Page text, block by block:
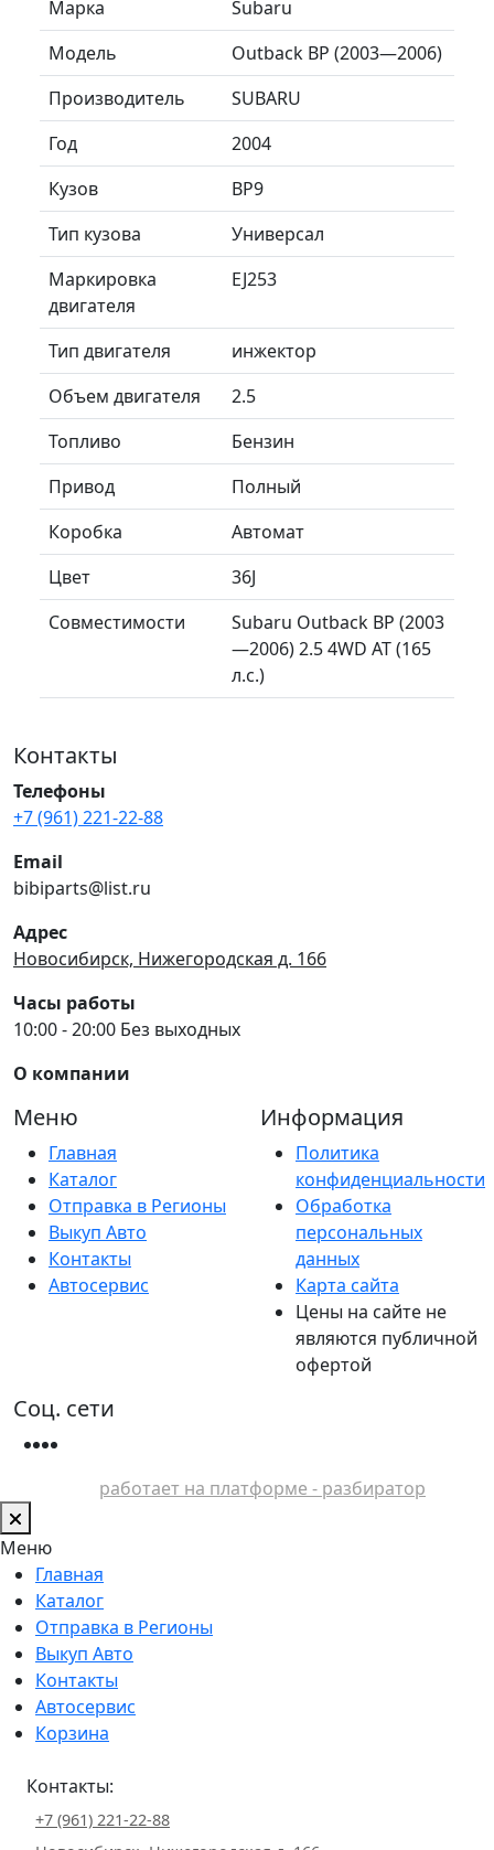
Марка
Subaru
Модель
Outback BP (2003—2006)
Производитель
SUBARU
Год
2004
Кузов
BP9
Тип кузова
Универсал
Маркировка
двигателя
EJ253
Тип двигателя
инжектор
Объем двигателя
2.5
Топливо
Бензин
Привод
Полный
Коробка
Автомат
Цвет
36J
Совместимости
Subaru Outback BP (2003
—2006) 2.5 4WD AT (165
л.с.)
Контакты
Телефоны
+7 (961) 221-22-88
Email
bibiparts@list.ru
Адрес
Новосибирск, Нижегородская д. 166
Часы работы
10:00 - 20:00 Без выходных
О компании
Меню
Главная
Каталог
Отправка в Регионы
Выкуп Авто
Контакты
Автосервис
Информация
Политика
конфиденциальности
Обработка
персональных
данных
Карта сайта
Цены на сайте не
являются публичной
офертой
Соц. сети
работает на платформе - разбиратор
Меню
Главная
Каталог
Отправка в Регионы
Выкуп Авто
Контакты
Автосервис
Корзина
Контакты:
+7 (961) 221-22-88